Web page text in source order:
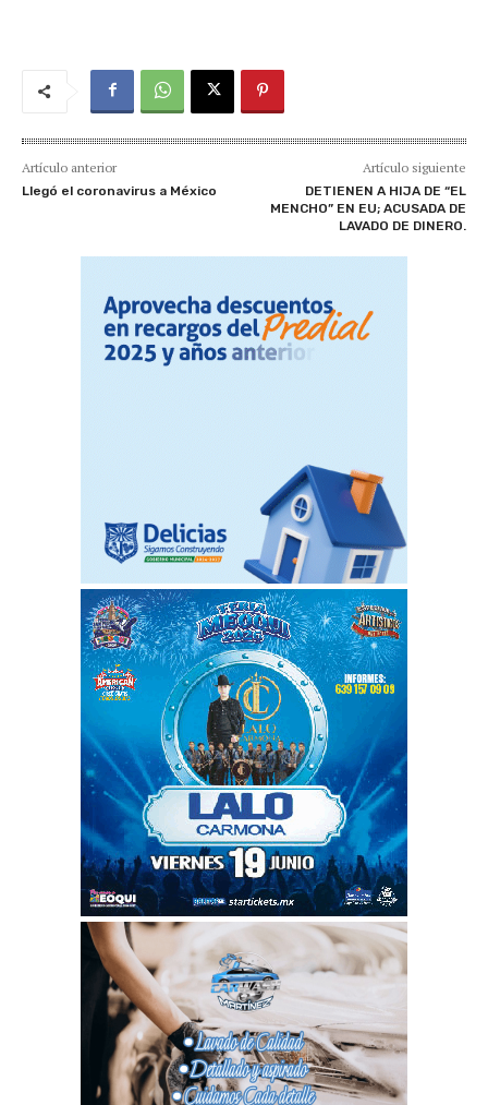
Artículo anterior
Llegó el coronavirus a México
Artículo siguiente
DETIENEN A HIJA DE “EL
MENCHO” EN EU; ACUSADA DE
LAVADO DE DINERO.